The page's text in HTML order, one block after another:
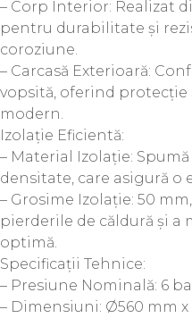
– Corp Interior: Realizat
pentru durabilitate și
coroziune.
– Carcasă Exterioară:
vopsită, oferind
modern.
Izolație Eficientă:
– Material Izolație:
densitate, care asigură o
– Grosime Izolație: 50
pierderile de căldură și a
optimă.
Specificații Tehnice:
– Presiune Nominală: 6
– Dimensiuni: Ø560 mm